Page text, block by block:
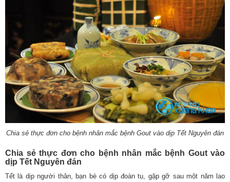
Chia sẻ thực đơn cho bệnh nhân mắc bệnh Gout vào dịp Tết Nguyên đán
Chia sẻ thực đơn cho bệnh nhân mắc bệnh Gout vào
dịp Tết Nguyên đán
Tết là dịp người thân, bạn bè có dịp đoàn tụ, gặp gỡ sau một năm lao